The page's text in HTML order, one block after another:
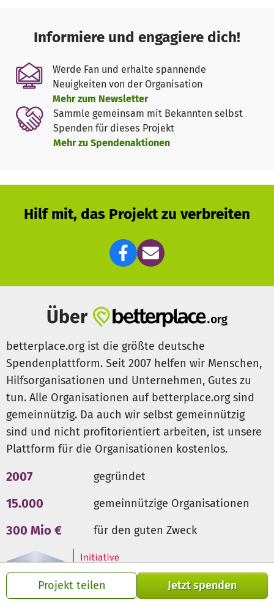
Projekt teilen Jetzt spenden
Freundliche Grüße
Informiere und engagiere dich!
Werde Fan und erhalte spannende
Neuigkeiten von der Organisation
Mehr zum Newsletter
Sammle gemeinsam mit Bekannten selbst
Spenden für dieses Projekt
Mehr zu Spendenaktionen
Hilf mit, das Projekt zu verbreiten
Über
betterplace.org ist die größte deutsche
Spendenplattform. Seit 2007 helfen wir Menschen,
Hilfsorganisationen und Unternehmen, Gutes zu
tun. Alle Organisationen auf betterplace.org sind
gemeinnützig. Da auch wir selbst gemeinnützig
sind und nicht profitorientiert arbeiten, ist unsere
Plattform für die Organisationen kostenlos.
2007 gegründet
15.000 gemeinnützige Organisationen
300 Mio € für den guten Zweck